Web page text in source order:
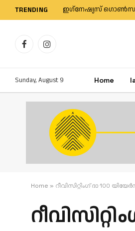
TRENDING
FacebookInstagram
Sunday, August 9 Home
Home » റീവിസിറ്റിംഗ് ദാ 100